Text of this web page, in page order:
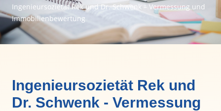
Ingenieursozietät Rek und Dr. Schwenk – Vermessung und
Immobilienbewertung
Ingenieursozietät Rek und
Dr. Schwenk - Vermessung